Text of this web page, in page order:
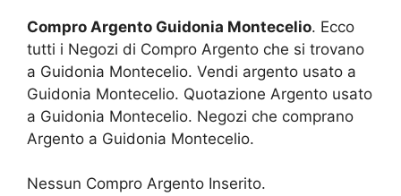
Compro Argento Guidonia Montecelio. Ecco
tutti i Negozi di Compro Argento che si trovano
a Guidonia Montecelio. Vendi argento usato a
Guidonia Montecelio. Quotazione Argento usato
a Guidonia Montecelio. Negozi che comprano
Argento a Guidonia Montecelio.
Nessun Compro Argento Inserito.